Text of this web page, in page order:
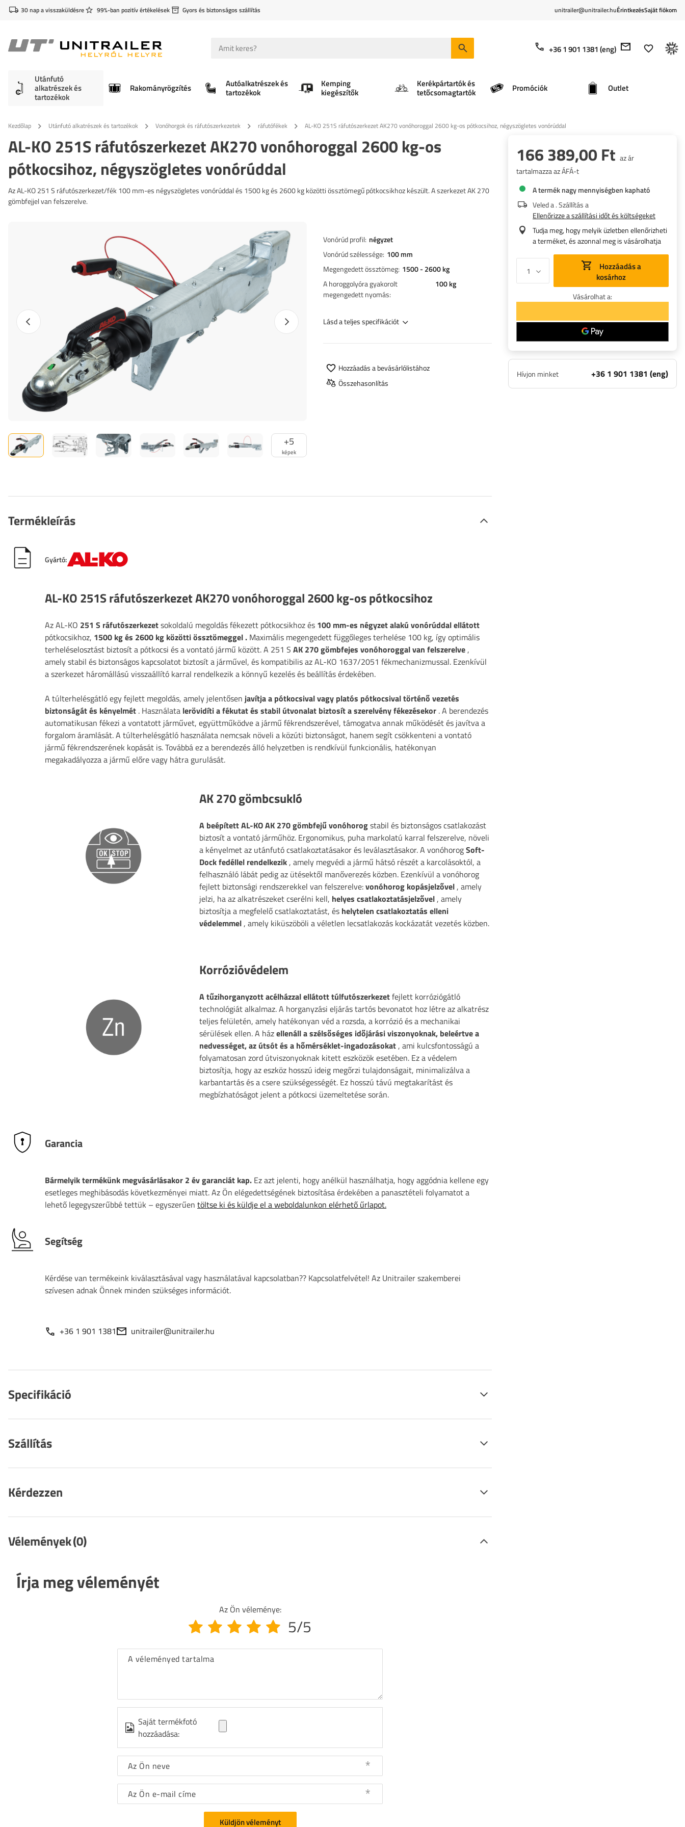
30 nap a visszaküldésre 99%-ban pozitív értékelések Gyors és biztonságos szállítás unitrailer@unitrailer.huÉrintkezésSaját fiókom
+36 1 901 1381 (eng)
Utánfutó
alkatrészek és
tartozékok
Rakományrögzítés Autóalkatrészek és
tartozékok
Kemping
kiegészítők
Kerékpártartók és
tetőcsomagtartók Promóciók Outlet
Kezdőlap Utánfutó alkatrészek és tartozékok Vonóhorgok és ráfutószerkezetek ráfutófékek AL-KO 251S ráfutószerkezet AK270 vonóhoroggal 2600 kg-os pótkocsihoz, négyszögletes vonórúddal
AL-KO 251S ráfutószerkezet AK270 vonóhoroggal 2600 kg-os
pótkocsihoz, négyszögletes vonórúddal
Az AL-KO 251 S ráfutószerkezet/fék 100 mm-es négyszögletes vonórúddal és 1500 kg és 2600 kg közötti össztömegű pótkocsikhoz készült. A szerkezet AK 270
gömbfejjel van felszerelve.
+5
képek
Előző fotó Következő fotó
Vonórúd profil négyzet
Vonórúd szélessége 100 mm
Megengedett össztömeg 1500 - 2600 kg
A horoggolyóra gyakorolt
megengedett nyomás
100 kg
Lásd a teljes specifikációt
Hozzáadás a bevásárlólistához
Összehasonlítás
166 389,00 Ft az ár
tartalmazza az ÁFÁ-t
A termék nagy mennyiségben kapható
Veled a. Szállítás a
Ellenőrizze a szállítási időt és költségeket
Tudja meg, hogy melyik üzletben ellenőrizheti
a terméket, és azonnal meg is vásárolhatja
kosárhoz
Vásárolhat a:
Hívjon minket +36 1 901 1381 (eng)
Termékleírás
Gyártó:
AL-KO 251S ráfutószerkezet AK270 vonóhoroggal 2600 kg-os pótkocsihoz
Az AL-KO 251 S ráfutószerkezetsokoldalú megoldás fékezett pótkocsikhoz és 100 mm-es négyzet alakú vonórúddal ellátott
pótkocsikhoz, 1500 kg és 2600 kg közötti össztömeggel . Maximális megengedett függőleges terhelése 100 kg, így optimális
terheléselosztást biztosít a pótkocsi és a vontató jármű között. A 251 S AK 270 gömbfejes vonóhoroggal van felszerelve,
amely stabil és biztonságos kapcsolatot biztosít a járművel, és kompatibilis az AL-KO 1637/2051 fékmechanizmussal. Ezenkívül
a szerkezet háromállású visszaállító karral rendelkezik a könnyű kezelés és beállítás érdekében.
A túlterhelésgátló egy fejlett megoldás, amely jelentősen javítja a pótkocsival vagy platós pótkocsival történő vezetés
biztonságát és kényelmét . Használata lerövidíti a fékutat és stabil útvonalat biztosít a szerelvény fékezésekor . A berendezés
automatikusan fékezi a vontatott járművet, együttműködve a jármű fékrendszerével, támogatva annak működését és javítva a
forgalom áramlását. A túlterhelésgátló használata nemcsak növeli a közúti biztonságot, hanem segít csökkenteni a vontató
jármű fékrendszerének kopását is. Továbbá ez a berendezés álló helyzetben is rendkívül funkcionális, hatékonyan
megakadályozza a jármű előre vagy hátra gurulását.
AK 270 gömbcsukló
A beépített AL-KO AK 270 gömbfejű vonóhorogstabil és biztonságos csatlakozást
biztosít a vontató járműhöz. Ergonomikus, puha markolatú karral felszerelve, növeli
a kényelmet az utánfutó csatlakoztatásakor és leválasztásakor. A vonóhorogSoft-
Dock fedéllel rendelkezik, amely megvédi a jármű hátsó részét a karcolásoktól, a
felhasználó lábát pedig az ütésektől manőverezés közben. Ezenkívül a vonóhorog
fejlett biztonsági rendszerekkel van felszerelve:vonóhorog kopásjelzővel, amely
jelzi, ha az alkatrészeket cserélni kell, helyes csatlakoztatásjelzővel, amely
biztosítja a megfelelő csatlakoztatást, és helytelen csatlakoztatás elleni
védelemmel, amely kiküszöböli a véletlen lecsatlakozás kockázatát vezetés közben.
Korrózióvédelem
A tűzihorganyzott acélházzal ellátott túlfutószerkezetfejlett korróziógátló
technológiát alkalmaz. A horganyzási eljárás tartós bevonatot hoz létre az alkatrész
teljes felületén, amely hatékonyan véd a rozsda, a korrózió és a mechanikai
sérülések ellen. A házellenáll a szélsőséges időjárási viszonyoknak, beleértve a
nedvességet, az útsót és a hőmérséklet-ingadozásokat, ami kulcsfontosságú a
folyamatosan zord útviszonyoknak kitett eszközök esetében. Ez a védelem
biztosítja, hogy az eszköz hosszú ideig megőrzi tulajdonságait, minimalizálva a
karbantartás és a csere szükségességét. Ez hosszú távú megtakarítást és
megbízhatóságot jelent a pótkocsi üzemeltetése során.
Garancia
Bármelyik termékünk megvásárlásakor 2 év garanciát kap. Ez azt jelenti, hogy anélkül használhatja, hogy aggódnia kellene egy
esetleges meghibásodás következményei miatt. Az Ön elégedettségének biztosítása érdekében a panasztételi folyamatot a
lehető legegyszerűbbé tettük – egyszerűen töltse ki és küldje el a weboldalunkon elérhető űrlapot.
Segítség
Kérdése van termékeink kiválasztásával vagy használatával kapcsolatban?? Kapcsolatfelvétel! Az Unitrailer szakemberei
szívesen adnak Önnek minden szükséges információt.
+36 1 901 1381 unitrailer@unitrailer.hu
Specifikáció
Szállítás
Kérdezzen
Vélemények(0)
Írja meg véleményét
Az Ön véleménye:
5/5
A véleményed tartalma
Saját termékfotó
hozzáadása:
Az Ön neve
Az Ön e-mail címe
Küldjön véleményt